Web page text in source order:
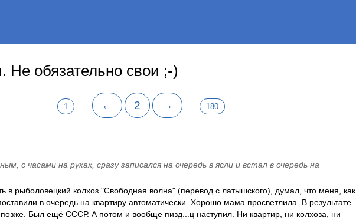
обязательно свои ;-)
1 ← 2 → 180
с часами на руках, сразу записался на очередь в ясли и встал в очередь на
в рыболовецкий колхоз "Свободная волна" (перевод с латышского), думал, что меня, как
в очередь на квартиру автоматически. Хорошо мама просветлила. В результате
позже. Был ещё СССР. А потом и вообще пизд...ц наступил. Ни квартир, ни колхоза, ни